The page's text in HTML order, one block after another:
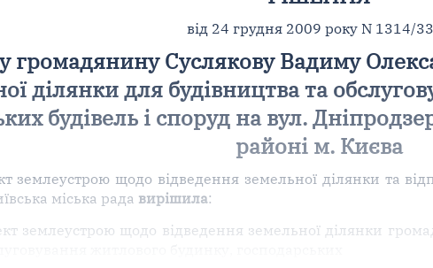
від 24 грудня 2009 року N 1314/
громадянину Суслякову Вадиму
ділянки для будівництва та
будівель і споруд на вул.
районі м. Києва
землеустрою щодо відведення земельної ділянки та
міська рада вирішила:
землеустрою щодо відведення земельної ділянки